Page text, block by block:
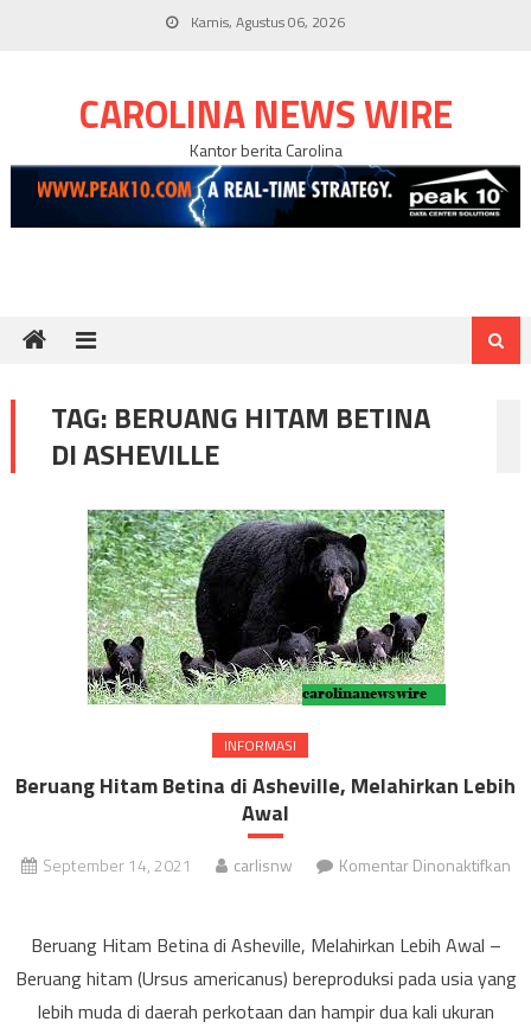
Kamis, Agustus 06, 2026
CAROLINA NEWS WIRE
Kantor berita Carolina
TAG: BERUANG HITAM BETINA
DI ASHEVILLE
INFORMASI
Beruang Hitam Betina di Asheville, Melahirkan Lebih
Awal
September 14, 2021 carlisnw
Komentar Dinonaktifkan
Hitam
Betina
di
Beruang Hitam Betina di Asheville, Melahirkan Lebih Awal –
Beruang hitam (Ursus americanus) bereproduksi pada usia yang
lebih muda di daerah perkotaan dan hampir dua kali ukuran